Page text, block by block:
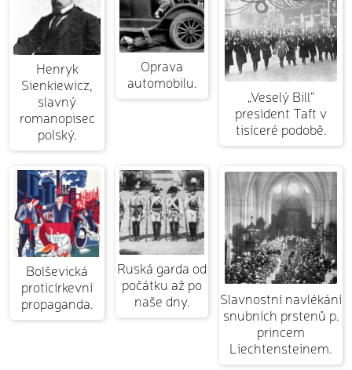
Henryk
Sienkiewicz,
slavný
romanopisec
polský.
Oprava
automobilu.
„Veselý Bill“
president Taft v
tisíceré podobě.
Bolševická
proticírkevní
propaganda.
Ruská garda od
počátku až po
naše dny.
Slavnostní navlékání
snubních prstenů p.
princem
Liechtensteinem.